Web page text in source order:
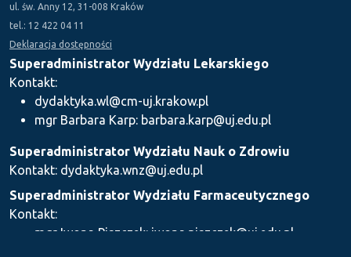
ul. św. Anny 12, 31-008 Kraków
tel.: 12 422 04 11
Deklaracja dostępności
Superadministrator Wydziału Lekarskiego
Kontakt:
dydaktyka.wl@cm-uj.krakow.pl
mgr Barbara Karp: barbara.karp@uj.edu.pl
Superadministrator Wydziału Nauk o Zdrowiu
Kontakt: dydaktyka.wnz@uj.edu.pl
Superadministrator Wydziału Farmaceutycznego
Kontakt:
mgr Iwona Piszczek: iwona.piszczek@uj.edu.pl